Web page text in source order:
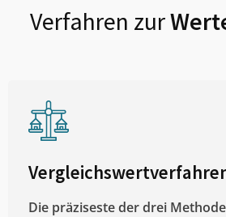
Verfahren zur
Die präziseste der drei